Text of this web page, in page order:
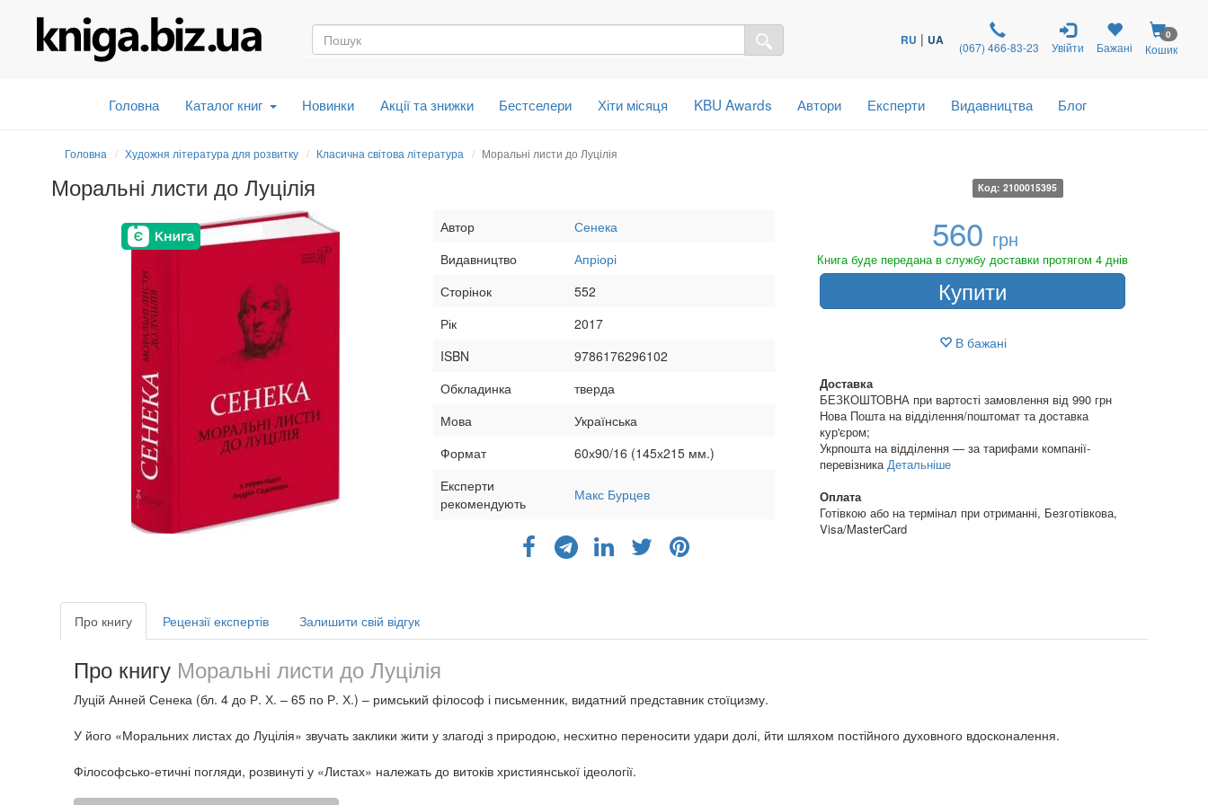
RU | UA (067) 466-83-23 Увійти Бажані
0
Кошик
Головна Каталог книг Новинки Акції та знижки Бестселери Хіти місяця KBU Awards Автори Експерти Видавництва Блог
Головна Художня література для розвитку Класична світова література Моральні листи до Луцілія
Моральні листи до Луцілія Код: 2100015395
560 грн
Книга буде передана в службу доставки протягом 4 днів
Купити
В бажані
Доставка
БЕЗКОШТОВНА при вартості замовлення від 990 грн
Нова Пошта на відділення/поштомат та доставка
кур'єром;
Укрпошта на відділення — за тарифами компанії-
перевізника Детальніше
Оплата
Готівкою або на термінал при отриманні, Безготівкова,
Visa/MasterCard
Автор
Сенека
Видавництво
Апріорі
Сторінок
552
Рік
2017
ISBN
9786176296102
Обкладинка
тверда
Мова
Українська
Формат
60х90/16 (145х215 мм.)
Експерти
рекомендують
Макс Бурцев
Про книгу Рецензії експертів Залишити свій відгук
Про книгу Моральні листи до Луцілія
Луцій Анней Сенека (бл. 4 до Р. Х. – 65 по Р. Х.) – римський філософ і письменник, видатний представник стоїцизму.
У його «Моральних листах до Луцілія» звучать заклики жити у злагоді з природою, несхитно переносити удари долі, йти шляхом постійного духовного вдосконалення.
Філософсько-етичні погляди, розвинуті у «Листах» належать до витоків християнської ідеології.